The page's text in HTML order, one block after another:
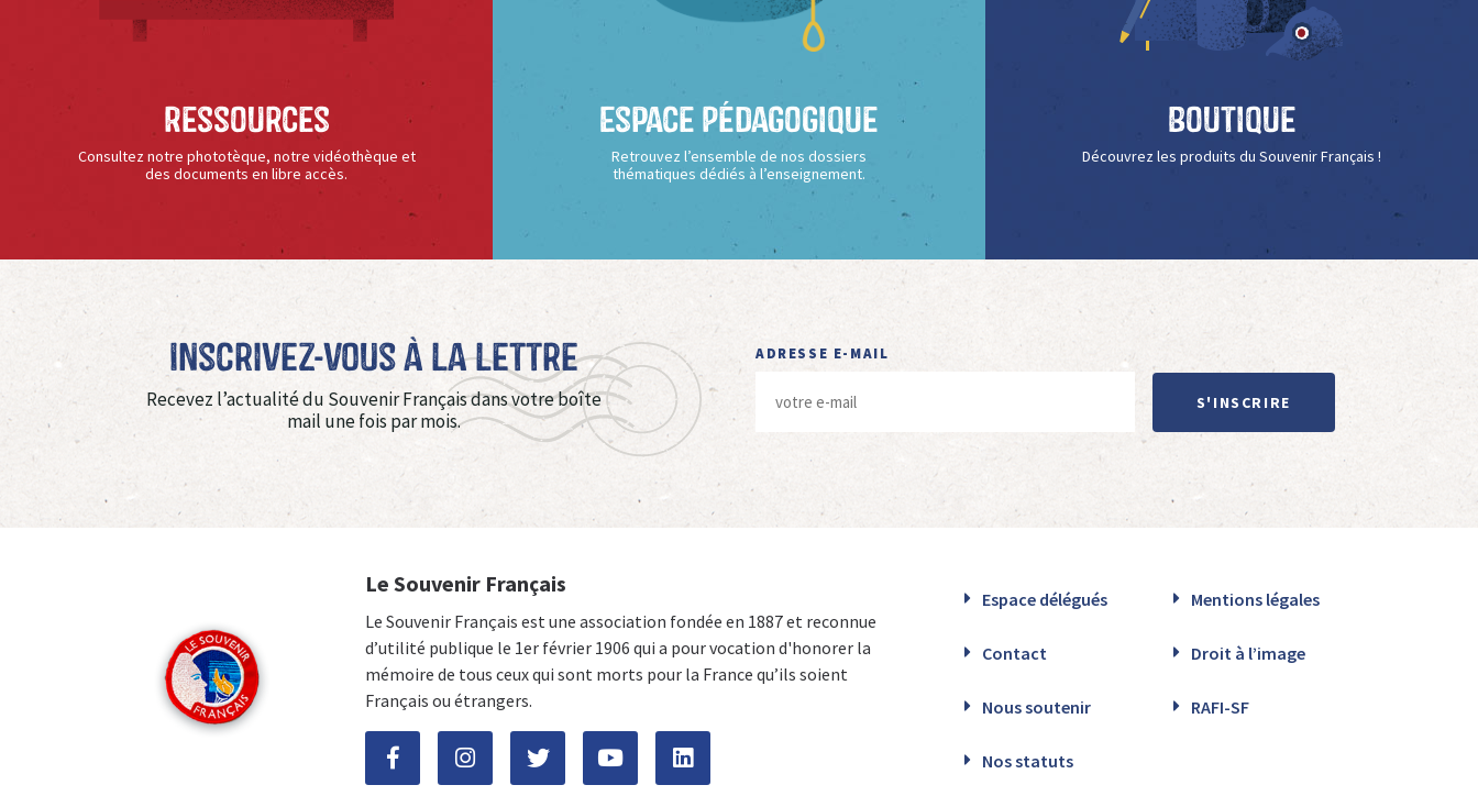
Ressources
Consultez notre phototèque, notre vidéothèque et
des documents en libre accès.
Espace Pédagogique
Retrouvez l’ensemble de nos dossiers
thématiques dédiés à l’enseignement.
Boutique
Découvrez les produits du Souvenir Français !
Inscrivez-vous à La Lettre
Recevez l’actualité du Souvenir Français dans votre boîte
mail une fois par mois.
ADRESSE E-MAIL
S'INSCRIRE
Le Souvenir Français
Le Souvenir Français est une association fondée en 1887 et reconnue
d’utilité publique le 1er février 1906 qui a pour vocation d'honorer la
mémoire de tous ceux qui sont morts pour la France qu’ils soient
Français ou étrangers.
Espace délégués Mentions légales
Contact Droit à l’image
Nous soutenir RAFI-SF
Nos statuts